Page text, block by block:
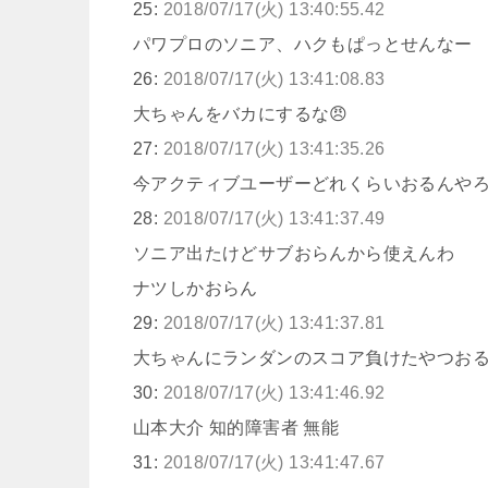
25: 2018/07/17(火) 13:40:55.42
パワプロのソニア、ハクもぱっとせんなー
26: 2018/07/17(火) 13:41:08.83
大ちゃんをバカにするな😠
27: 2018/07/17(火) 13:41:35.26
今アクティブユーザーどれくらいおるんやろ
28: 2018/07/17(火) 13:41:37.49
ソニア出たけどサブおらんから使えんわ
ナツしかおらん
29: 2018/07/17(火) 13:41:37.81
大ちゃんにランダンのスコア負けたやつお
30: 2018/07/17(火) 13:41:46.92
山本大介 知的障害者 無能
31: 2018/07/17(火) 13:41:47.67